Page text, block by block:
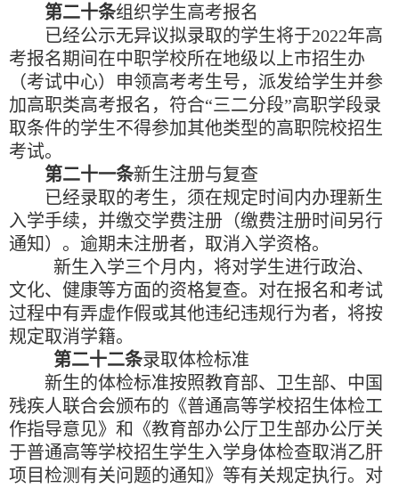
第二十条组织学生高考报名
已经公示无异议拟录取的学生将于2022年高
考报名期间在中职学校所在地级以上市招生办
（考试中心）申领高考考生号，派发给学生并参
加高职类高考报名，符合“三二分段”高职学段录
取条件的学生不得参加其他类型的高职院校招生
考试。
第二十一条新生注册与复查
已经录取的考生，须在规定时间内办理新生
入学手续，并缴交学费注册（缴费注册时间另行
通知）。逾期未注册者，取消入学资格。
新生入学三个月内，将对学生进行政治、
文化、健康等方面的资格复查。对在报名和考试
过程中有弄虚作假或其他违纪违规行为者，将按
规定取消学籍。
第二十二条录取体检标准
新生的体检标准按照教育部、卫生部、中国
残疾人联合会颁布的《普通高等学校招生体检工
作指导意见》和《教育部办公厅卫生部办公厅关
于普通高等学校招生学生入学身体检查取消乙肝
项目检测有关问题的通知》等有关规定执行。对